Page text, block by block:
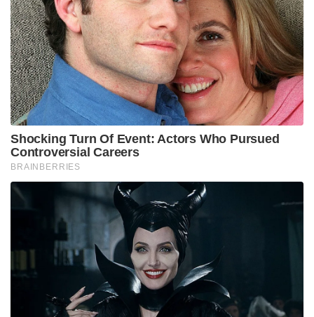
Shocking Turn Of Event: Actors Who Pursued
Controversial Careers
BRAINBERRIES